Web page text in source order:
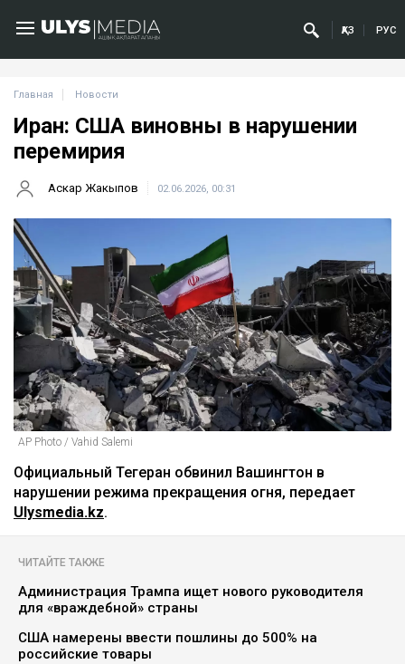
ҚАЗ РУС
Главная Новости
Иран: США виновны в нарушении
перемирия
Аскар Жакыпов 02.06.2026, 00:31
AP Photo / Vahid Salemi
Официальный Тегеран обвинил Вашингтон в
нарушении режима прекращения огня, передает
Ulysmedia.kz.
ЧИТАЙТЕ ТАКЖЕ
Администрация Трампа ищет нового руководителя
для «враждебной» страны
США намерены ввести пошлины до 500% на
российские товары